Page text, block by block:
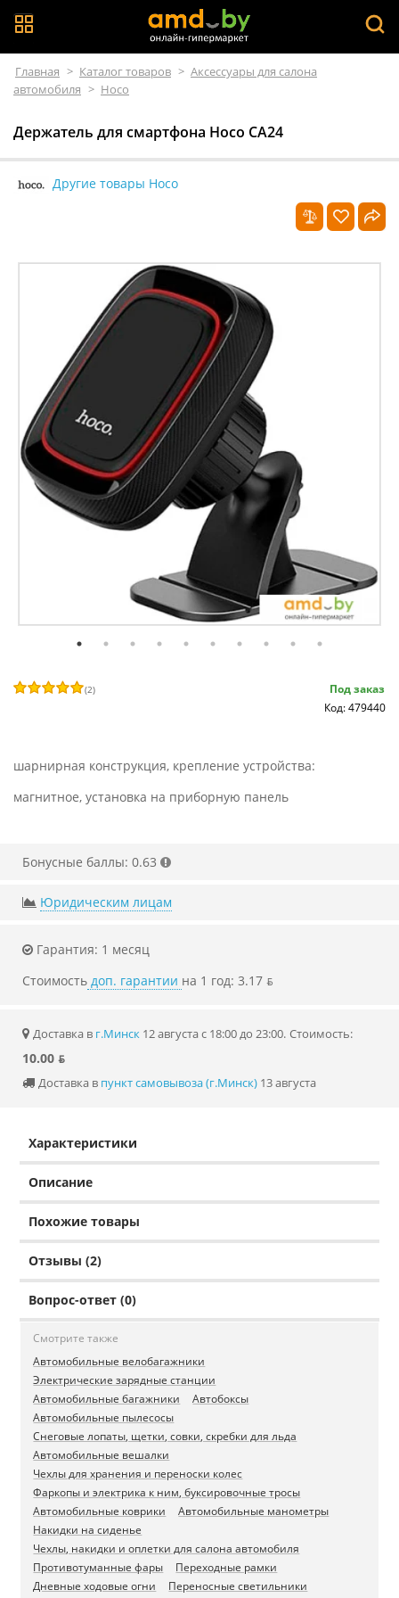
Главная > Каталог товаров > Аксессуары для салона
автомобиля > Hoco
Держатель для смартфона Hoco CA24
Другие товары Hoco
(2)
Под заказ
Код: 479440
шарнирная конструкция, крепление устройства:
магнитное, установка на приборную панель
Бонусные баллы: 0.63
Юридическим лицам
Гарантия: 1 месяц
Стоимость доп. гарантии на 1 год: 3.17 ƃ
Доставка в г.Минск 12 августа с 18:00 до 23:00. Стоимость:
10.00 ƃ
Доставка в пункт самовывоза (г.Минск) 13 августа
Характеристики
Описание
Похожие товары
Отзывы (2)
Вопрос-ответ (0)
Смотрите также
Автомобильные велобагажники
Электрические зарядные станции
Автомобильные багажники
Автобоксы
Автомобильные пылесосы
Снеговые лопаты, щетки, совки, скребки для льда
Автомобильные вешалки
Чехлы для хранения и переноски колес
Фаркопы и электрика к ним, буксировочные тросы
Автомобильные коврики
Автомобильные манометры
Накидки на сиденье
Чехлы, накидки и оплетки для салона автомобиля
Противотуманные фары
Переходные рамки
Дневные ходовые огни
Переносные светильники